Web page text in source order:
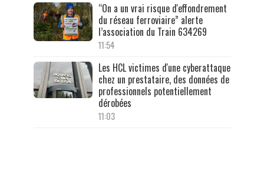
“On a un vrai risque d'effondrement
du réseau ferroviaire” alerte
l’association du Train 634269
11:54
Les HCL victimes d'une cyberattaque
chez un prestataire, des données de
professionnels potentiellement
dérobées
11:03